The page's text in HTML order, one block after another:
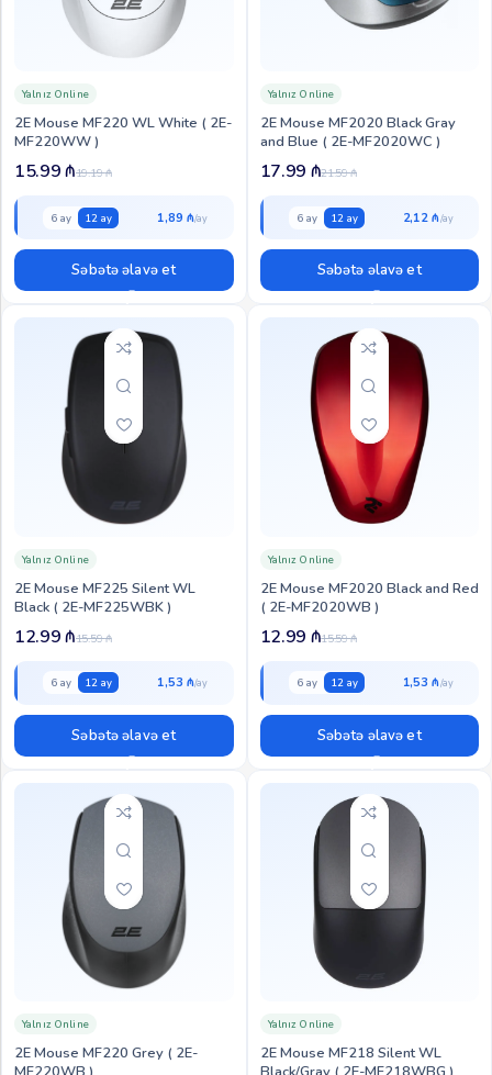
2E Mouse MF220 WL White ( 2E-
MF220WW )
Yalnız Online
19.19₼
15.99₼
6 ay 12 ay 1,89 ₼
Səbətə əlavə et
2Е Mouse MF2020 Black Gray
and Blue ( 2E-MF2020WC )
Yalnız Online
21.59₼
17.99 ₼
6 ay 12 ay 2,12 ₼
Səbətə əlavə et
2E Mouse MF225 Silent WL
Black ( 2E-MF225WBK )
Yalnız Online
15.59₼
12.99₼
6 ay 12 ay 1,53 ₼
Səbətə əlavə et
2E Mouse MF2020 Black and Red
( 2E-MF2020WB )
Yalnız Online
15.59₼
12.99 ₼
6 ay 12 ay 1,53 ₼
Səbətə əlavə et
2Е Mouse MF220 Grey ( 2E-
Yalnız Online
2E Mouse MF218 Silent WL
Yalnız Online